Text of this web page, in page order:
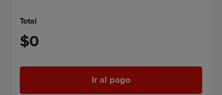
Total
$0
Ir al pago